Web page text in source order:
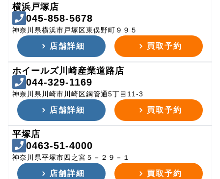
横浜戸塚店
045-858-5678
神奈川県横浜市戸塚区東俣野町９９５
店舗詳細 買取予約
ホイールズ川崎産業道路店
044-329-1169
神奈川県川崎市川崎区鋼管通5丁目11-3
店舗詳細 買取予約
平塚店
0463-51-4000
神奈川県平塚市四之宮５－２９－１
店舗詳細 買取予約